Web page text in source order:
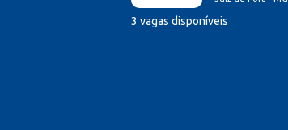
3 vagas disponíveis